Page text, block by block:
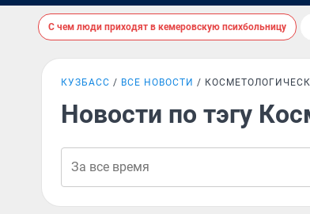
С чем люди приходят в кемеровскую психбольницу
КУЗБАСС ВСЕ НОВОСТИ
Новости по тэгу